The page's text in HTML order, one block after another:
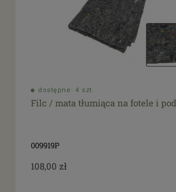
dostępne: 4 szt.
Filc / mata tłumiąca na fotele i
009919P
108,00 zł